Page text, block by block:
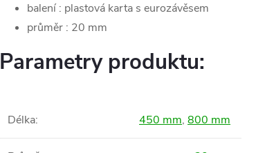
balení : plastová karta s eurozávěsem
průměr : 20 mm
Parametry produktu:
Délka: 450 mm, 800 mm